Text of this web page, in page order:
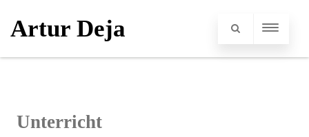
Artur Deja
Unterricht